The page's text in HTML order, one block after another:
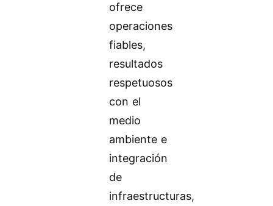
ofrece
operaciones
fiables,
resultados
respetuosos
con el
medio
ambiente e
integración
de
infraestructuras,